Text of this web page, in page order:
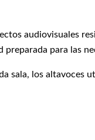
audiovisuales
para las
sala, los altavoces